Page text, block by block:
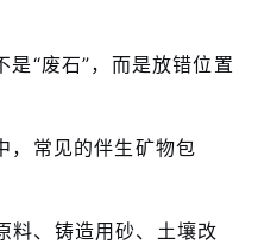
“废石”，而是放错位置
，常见的伴生矿物包
料、铸造用砂、土壤改